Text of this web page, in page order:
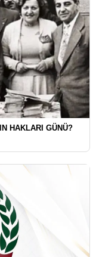
HAKLARI GÜNÜ?